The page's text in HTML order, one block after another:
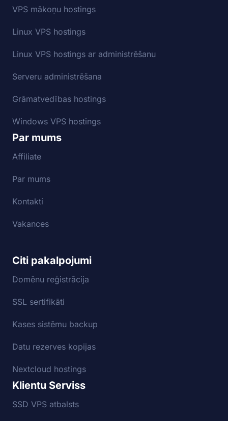
VPS mākoņu hostings
Linux VPS hostings
Linux VPS hostings ar administrēšanu
Serveru administrēšana
Grāmatvedības hostings
Windows VPS hostings
Par mums
Affiliate
Par mums
Kontakti
Vakances
Citi pakalpojumi
Domēnu reģistrācija
SSL sertifikāti
Kases sistēmu backup
Datu rezerves kopijas
Nextcloud hostings
Klientu Serviss
SSD VPS atbalsts